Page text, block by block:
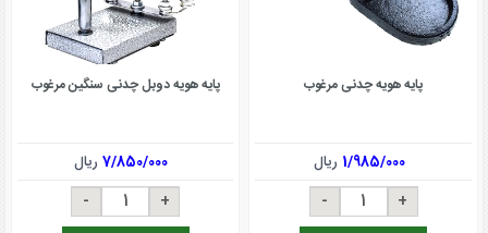
پایه هویه چدنی مرغوب
1/985/000 ریال
پایه هویه دوبل چدنی سنگین مرغوب
7/850/000ریال